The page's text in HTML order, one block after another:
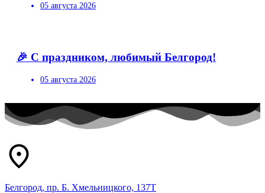
05 августа 2026
🎉 С праздником, любимый Белгород!
05 августа 2026
Белгород, пр. Б. Хмельницкого, 137Т